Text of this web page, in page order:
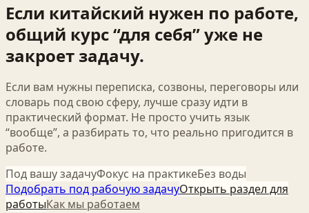
Если китайский нужен по работе,
общий курс “для себя” уже не
закроет задачу.
Если вам нужны переписка, созвоны, переговоры или
словарь под свою сферу, лучше сразу идти в
практический формат. Не просто учить язык
“вообще”, а разбирать то, что реально пригодится в
работе.
Под вашу задачуФокус на практикеБез воды
Подобрать под рабочую задачуОткрыть раздел для
работыКак мы работаем